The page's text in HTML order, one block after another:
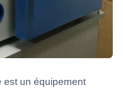
est un équipement